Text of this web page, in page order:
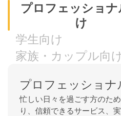
プロフェッショナ
け
学生向け
家族・カップル向
プロフェッショナ
忙しい日々を過ごす方のた
り、信頼できるサービス、